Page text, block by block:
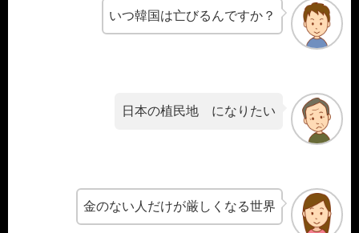
いつ韓国は亡びるんですか？
日本の植民地 になりたい
金のない人だけが厳しくなる世界